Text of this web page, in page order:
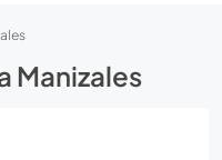
Manizales